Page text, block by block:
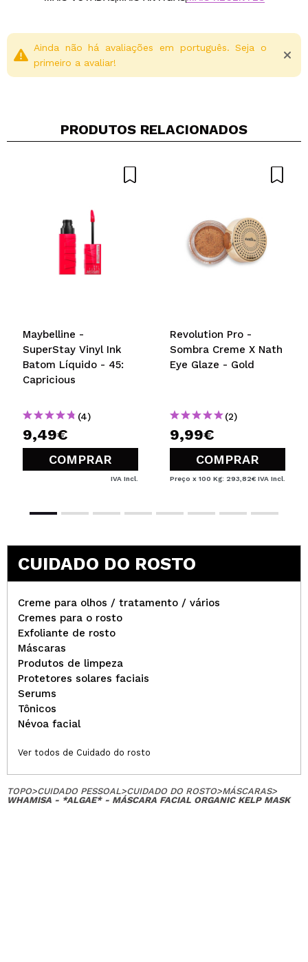
Recomenda esta compra? Sim Não
Ainda não há avaliações em português. Seja o
primeiro a avaliar!
PRODUTOS RELACIONADOS
Maybelline -
SuperStay Vinyl Ink
Batom Líquido - 45:
Capricious
(4)
9,49€
COMPRAR
IVA Incl.
Revolution Pro -
Sombra Creme X Nath
Eye Glaze - Gold
(2)
9,99€
COMPRAR
Preço x 100 Kg: 293,82€ IVA Incl.
CUIDADO DO ROSTO
Creme para olhos / tratamento / vários
Cremes para o rosto
Exfoliante de rosto
Máscaras
Produtos de limpeza
Protetores solares faciais
Serums
Tônicos
Névoa facial
Ver todos de Cuidado do rosto
TOPO>CUIDADO PESSOAL>CUIDADO DO ROSTO>MÁSCARAS>
WHAMISA - *ALGAE* - MÁSCARA FACIAL ORGANIC KELP MASK